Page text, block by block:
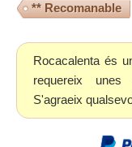
** Recomanable
Rocacalenta és
requereix
S'agraeix